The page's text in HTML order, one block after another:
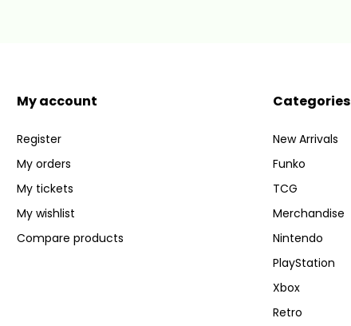
My account
Register
My orders
My tickets
My wishlist
Compare products
Categories
New Arrivals
Funko
TCG
Merchandise
Nintendo
PlayStation
Xbox
Retro